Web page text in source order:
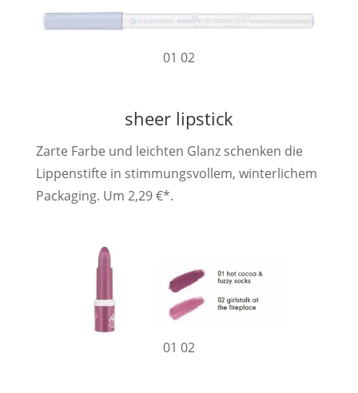
01 02
sheer lipstick
Zarte Farbe und leichten Glanz schenken die
Lippenstifte in stimmungsvollem, winterlichem
Packaging. Um 2,29 €*.
01 02